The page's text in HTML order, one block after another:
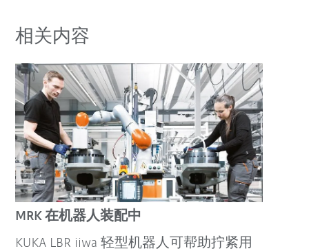
相关内容
MRK 在机器人装配中
KUKA LBR iiwa 轻型机器人可帮助拧紧用